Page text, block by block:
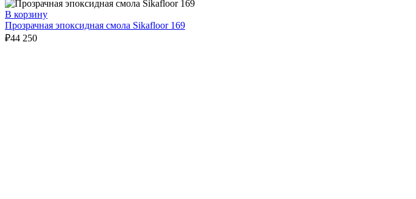
В корзину
Прозрачная эпоксидная смола Sikafloor 169
₽44 250